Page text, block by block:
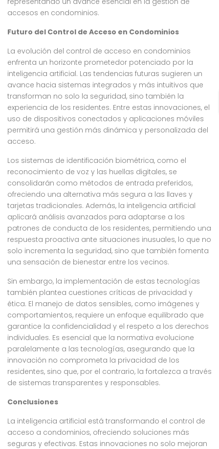
accesos en condominios.
Futuro del Control de Acceso en Condominios
La evolución del control de acceso en condominios
enfrenta un horizonte prometedor potenciado por la
inteligencia artificial. Las tendencias futuras sugieren un
avance hacia sistemas integrados y más intuitivos que
transforman no solo la seguridad, sino también la
experiencia de los residentes. Entre estas innovaciones, el
uso de dispositivos conectados y aplicaciones móviles
permitirá una gestión más dinámica y personalizada del
acceso.
Los sistemas de identificación biométrica, como el
reconocimiento de voz y las huellas digitales, se
consolidarán como métodos de entrada preferidos,
ofreciendo una alternativa más segura a las llaves y
tarjetas tradicionales. Además, la inteligencia artificial
aplicará análisis avanzados para adaptarse a los
patrones de conducta de los residentes, permitiendo una
respuesta proactiva ante situaciones inusuales, lo que no
solo incrementa la seguridad, sino que también fomenta
una sensación de bienestar entre los vecinos.
Sin embargo, la implementación de estas tecnologías
también plantea cuestiones críticas de privacidad y
ética. El manejo de datos sensibles, como imágenes y
comportamientos, requiere un enfoque equilibrado que
garantice la confidencialidad y el respeto a los derechos
individuales. Es esencial que la normativa evolucione
paralelamente a las tecnologías, asegurando que la
innovación no comprometa la privacidad de los
residentes, sino que, por el contrario, la fortalezca a través
de sistemas transparentes y responsables.
Conclusiones
La inteligencia artificial está transformando el control de
acceso a condominios, ofreciendo soluciones más
seguras y efectivas. Estas innovaciones no solo mejoran